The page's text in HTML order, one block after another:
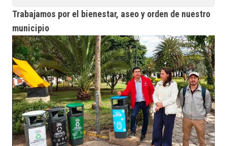
Trabajamos por el bienestar, aseo y orden de nuestro
municipio